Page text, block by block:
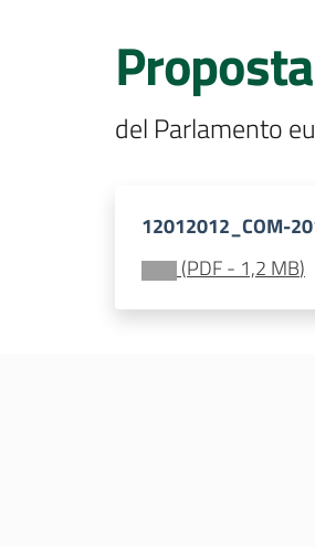
del Parlamento
12012012_COM-
(PDF- 1,2 MB)